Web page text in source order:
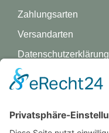
Zahlungsarten
Versandarten
Datenschutz­erklärung
Impressum
GREVY ANGEBOT
Was ist Grevy?